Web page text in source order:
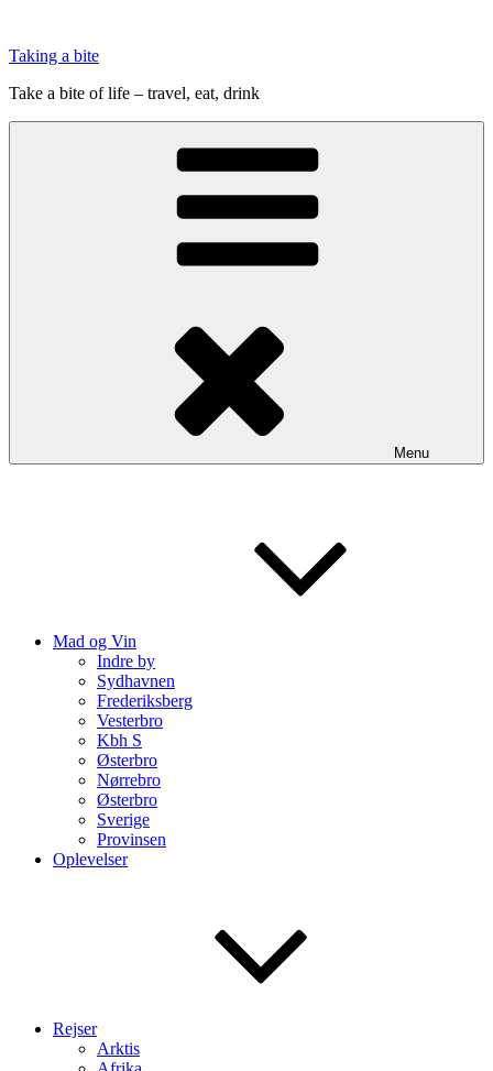
indhold
Taking a bite
Take a bite of life – travel, eat, drink
Menu
Mad og Vin
Indre by
Sydhavnen
Frederiksberg
Vesterbro
Kbh S
Østerbro
Nørrebro
Østerbro
Sverige
Provinsen
Oplevelser
Rejser
Arktis